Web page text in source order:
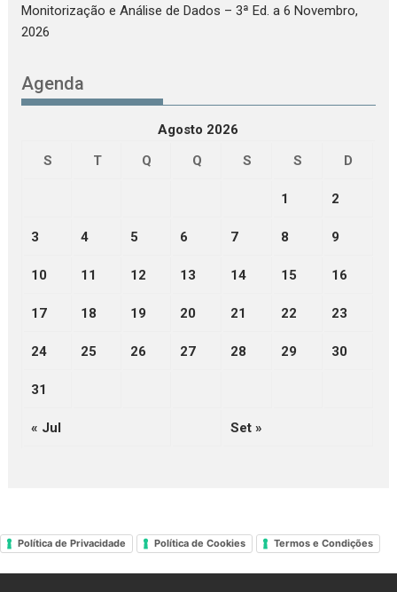
Monitorização e Análise de Dados – 3ª Ed. a 6 Novembro,
2026
Agenda
Agosto 2026
S
T Q Q S S D
1 2
3 4 5 6 7 8 9
10 11 12 13 14 15 16
17 18 19 20 21 22 23
24 25 26 27 28 29 30
31
« Jul Set »
Política de Privacidade Política de Cookies Termos e Condições